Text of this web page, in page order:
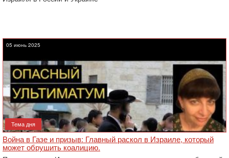
05 июнь 2025
Тема дня
Война в Газе и призыв: Главный раскол в Израиле, который
может обрушить коалицию.